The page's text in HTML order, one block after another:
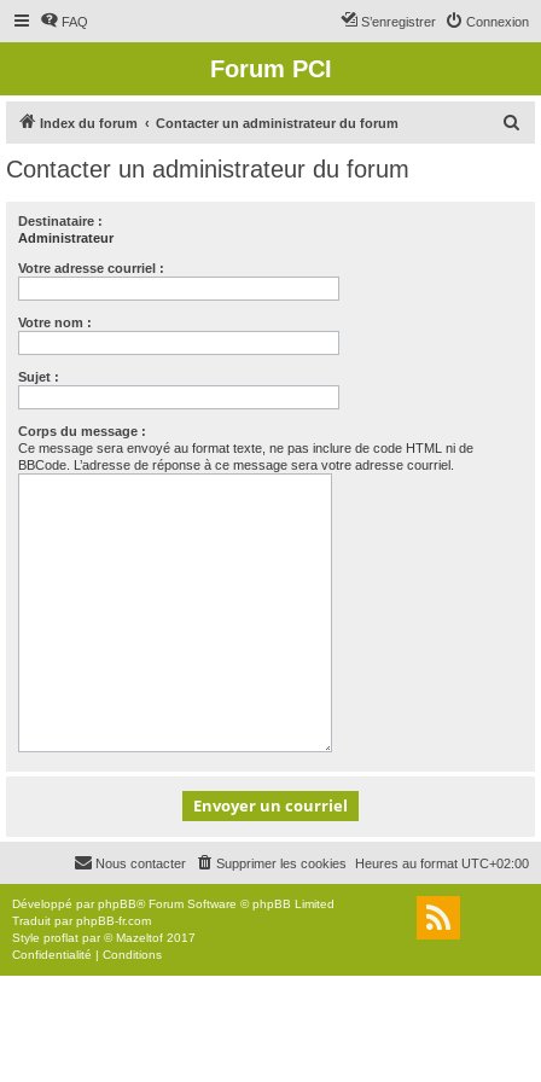
FAQ Connexion
S’enregistrer
Forum PCI
Index du forum Contacter un administrateur du forum
Contacter un administrateur du forum
Destinataire :
Administrateur
Votre adresse courriel :
Votre nom :
Sujet :
Corps du message :
Ce message sera envoyé au format texte, ne pas inclure de code HTML ni de
BBCode. L’adresse de réponse à ce message sera votre adresse courriel.
Heures au format UTC+02:00
Supprimer les cookies
Nous contacter
Développé parphpBB® Forum Software © phpBB Limited
Traduit parphpBB-fr.com
Style proflat par ©Mazeltof 2017
Confidentialité | Conditions